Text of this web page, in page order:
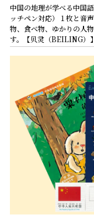
中国の地理が学べる中国
ッチペン対応）１枚と音
物、食べ物、ゆかりの人
す。【贝灵（BEILING）】